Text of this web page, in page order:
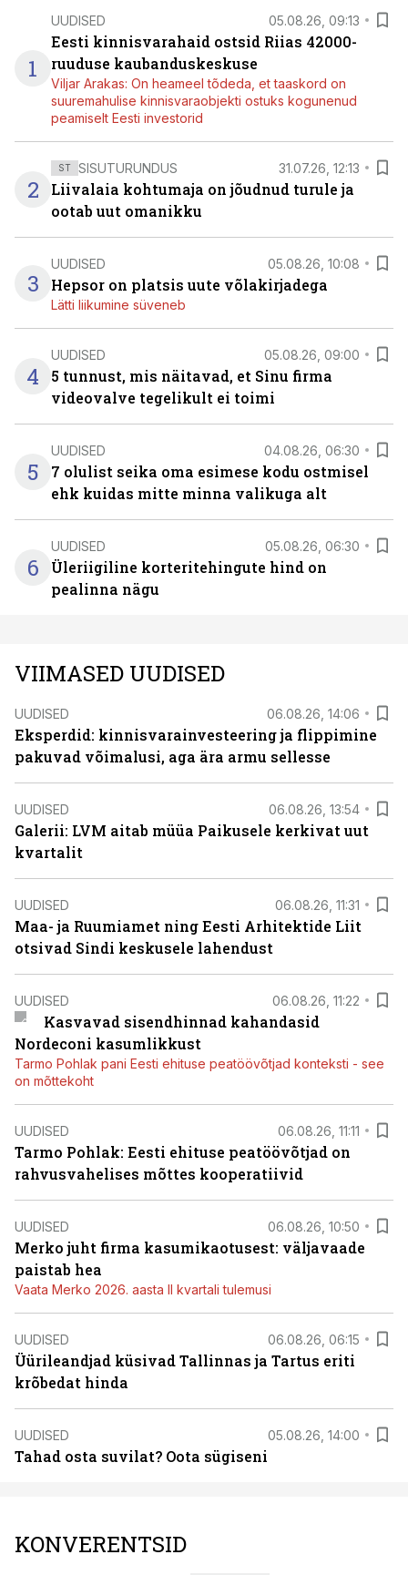
1
UUDISED 05.08.26, 09:13
Eesti kinnisvarahaid ostsid Riias 42000-
ruuduse kaubanduskeskuse
Viljar Arakas: On heameel tõdeda, et taaskord on
suuremahulise kinnisvaraobjekti ostuks kogunenud
peamiselt Eesti investorid
2
ST SISUTURUNDUS 31.07.26, 12:13
Liivalaia kohtumaja on jõudnud turule ja
ootab uut omanikku
3
UUDISED 05.08.26, 10:08
Hepsor on platsis uute võlakirjadega
Lätti liikumine süveneb
4
UUDISED 05.08.26, 09:00
5 tunnust, mis näitavad, et Sinu firma
videovalve tegelikult ei toimi
5
UUDISED 04.08.26, 06:30
7 olulist seika oma esimese kodu ostmisel
ehk kuidas mitte minna valikuga alt
6
UUDISED 05.08.26, 06:30
Üleriigiline korteritehingute hind on
pealinna nägu
VIIMASED UUDISED
UUDISED 06.08.26, 14:06
Eksperdid: kinnisvarainvesteering ja flippimine
pakuvad võimalusi, aga ära armu sellesse
UUDISED 06.08.26, 13:54
Galerii: LVM aitab müüa Paikusele kerkivat uut
kvartalit
UUDISED 06.08.26, 11:31
Maa- ja Ruumiamet ning Eesti Arhitektide Liit
otsivad Sindi keskusele lahendust
UUDISED 06.08.26, 11:22
Kasvavad sisendhinnad kahandasid
Nordeconi kasumlikkust
Tarmo Pohlak pani Eesti ehituse peatöövõtjad konteksti - see
on mõttekoht
UUDISED 06.08.26, 11:11
Tarmo Pohlak: Eesti ehituse peatöövõtjad on
rahvusvahelises mõttes kooperatiivid
UUDISED 06.08.26, 10:50
Merko juht firma kasumikaotusest: väljavaade
paistab hea
Vaata Merko 2026. aasta II kvartali tulemusi
UUDISED 06.08.26, 06:15
Üürileandjad küsivad Tallinnas ja Tartus eriti
krõbedat hinda
UUDISED 05.08.26, 14:00
Tahad osta suvilat? Oota sügiseni
KONVERENTSID